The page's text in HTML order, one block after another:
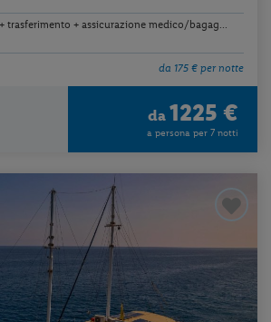
trasferimento + assicurazione medico/bagag...
da 175 € per notte
da 1225 €
a persona per 7 notti